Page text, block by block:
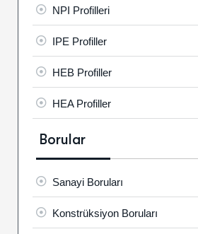
NPI Profilleri
IPE Profiller
HEB Profiller
HEA Profiller
Borular
Sanayi Boruları
Konstrüksiyon Boruları